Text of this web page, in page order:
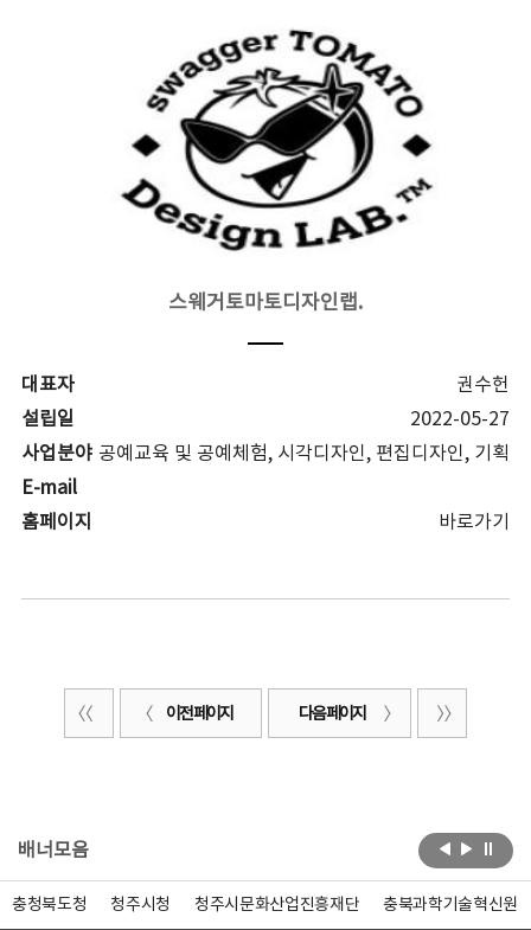
스웨거토마토디자인랩.
대표자
권수헌
설립일
2022-05-27
사업분야 공예교육 및 공예체험, 시각디자인, 편집디자인, 기획
E-mail
홈페이지
바로가기
이전 페이지 다음 페이지
배너모음
충청북도청 청주시청 청주시문화산업진흥재단 충북과학기술혁신원